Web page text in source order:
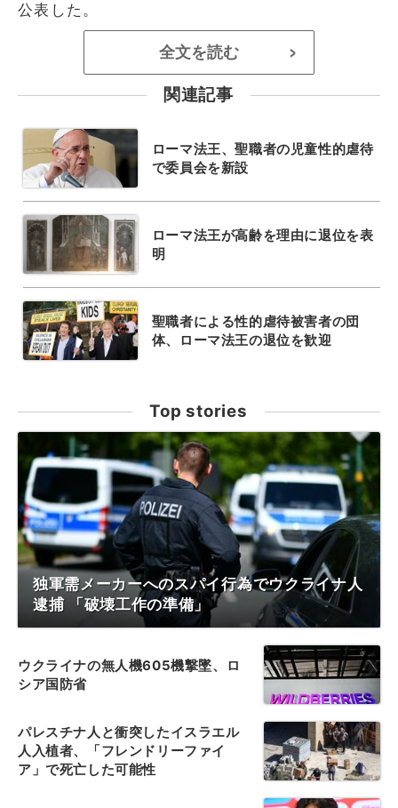
公表した。
全文を読む >
関連記事
ローマ法王、聖職者の児童性的虐待
で委員会を新設
ローマ法王が高齢を理由に退位を表
明
聖職者による性的虐待被害者の団
体、ローマ法王の退位を歓迎
Top stories
独軍需メーカーへのスパイ行為でウクライナ人
逮捕 「破壊工作の準備」
ウクライナの無人機605機撃墜、ロ
シア国防省
パレスチナ人と衝突したイスラエル
人入植者、「フレンドリーファイ
ア」で死亡した可能性